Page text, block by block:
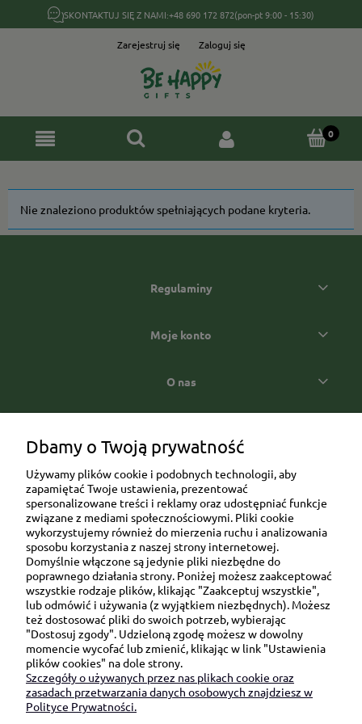
SKONTAKTUJ SIĘ Z NAMI:+48 690 172 872(pon-pt 9:00 - 15:30)
Zarejestruj się Zaloguj się
Nie znaleziono produktów spełniających podane kryteria.
Regulaminy
Moje konto
O nas
Ul. Brukowa 6/8 lok. 57/58
91-341 Łódź
NIP: 6751510615
SKONTAKTUJ SIĘ Z NAMI:
sklep@be-happygifts.com
+48 690 172 872
(pon-pt 9:00 - 15:30)
Dbamy o Twoją prywatność
Używamy plików cookie i podobnych technologii, aby
zapamiętać Twoje ustawienia, prezentować
spersonalizowane treści i reklamy oraz udostępniać funkcje
związane z mediami społecznościowymi. Pliki cookie
wykorzystujemy również do mierzenia ruchu i analizowania
sposobu korzystania z naszej strony internetowej.
Domyślnie włączone są jedynie pliki niezbędne do
poprawnego działania strony. Poniżej możesz zaakceptować
wszystkie rodzaje plików, klikając "Zaakceptuj wszystkie",
lub odmówić i używania (z wyjątkiem niezbędnych). Możesz
też dostosować pliki do swoich potrzeb, wybierając
"Dostosuj zgody". Udzieloną zgodę możesz w dowolny
momencie wycofać lub zmienić, klikając w link "Ustawienia
plików cookies" na dole strony.
Szczegóły o używanych przez nas plikach cookie oraz
zasadach przetwarzania danych osobowych znajdziesz w
Polityce Prywatności.